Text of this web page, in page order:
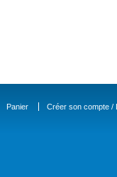
Panier Créer son compte /